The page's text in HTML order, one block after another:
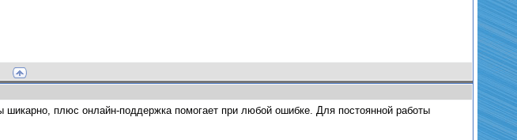
плюс онлайн-поддержка помогает при любой ошибке. Для постоянной работы